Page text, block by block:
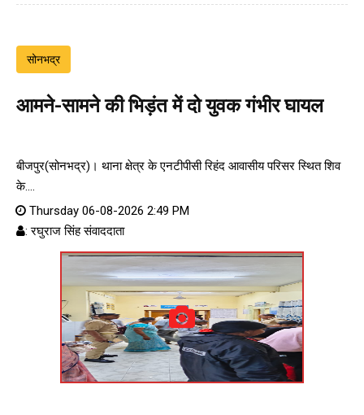
सोनभद्र
आमने-सामने की भिड़ंत में दो युवक गंभीर घायल
बीजपुर(सोनभद्र)। थाना क्षेत्र के एनटीपीसी रिहंद आवासीय परिसर स्थित शिव
के....
Thursday 06-08-2026 2:49 PM
: रघुराज सिंह संवाददाता